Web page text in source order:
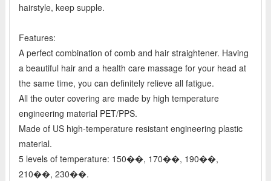
hairstyle, keep supple.
Features:
A perfect combination of comb and hair straightener. Having
a beautiful hair and a health care massage for your head at
the same time, you can definitely relieve all fatigue.
All the outer covering are made by high temperature
engineering material PET/PPS.
Made of US high-temperature resistant engineering plastic
material.
5 levels of temperature: 150��, 170��, 190��,
210��, 230��.